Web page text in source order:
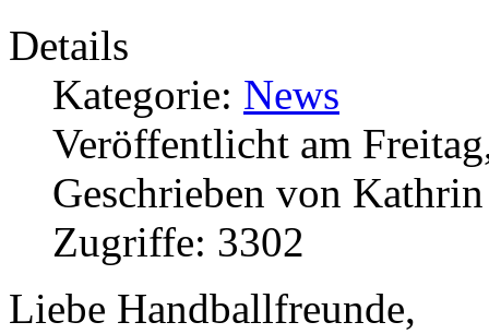
Details
Kategorie: News
Veröffentlicht am
Geschrieben von
Zugriffe: 3302
Liebe Handballfreunde,